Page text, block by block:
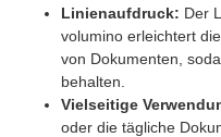
Linienaufdruck: Der
volumino erleichtert
von Dokumenten,
behalten.
Vielseitige
oder die tägliche